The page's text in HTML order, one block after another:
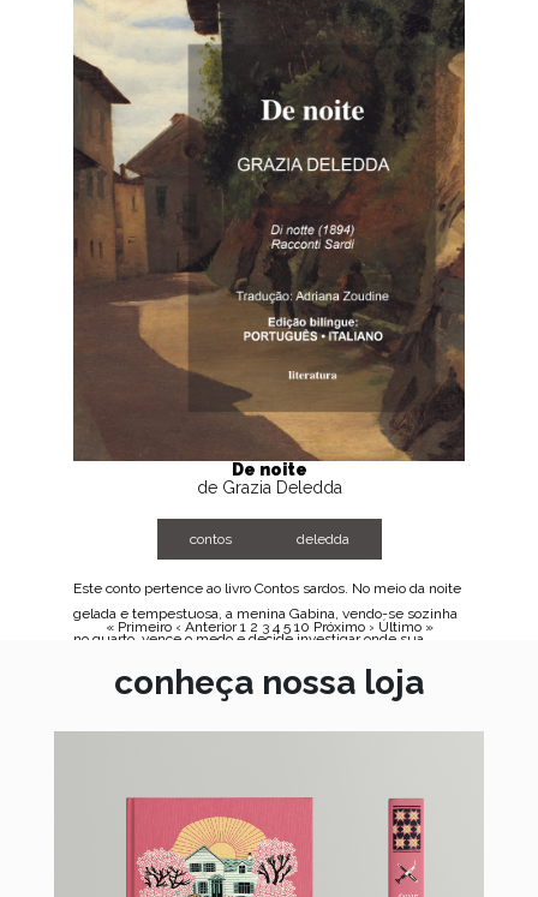
De noite
de Grazia Deledda
contos deledda
Este conto pertence ao livro Contos sardos. No meio da noite
gelada e tempestuosa, a menina Gabina, vendo-se sozinha
no quarto, vence o medo e decide investigar onde sua...
BAIXE AGORA
« Primeiro ‹ Anterior 1 2 3 4 5 10 Próximo › Último »
conheça nossa loja